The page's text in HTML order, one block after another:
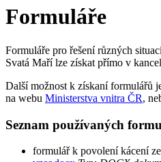
Formuláře
Formuláře pro řešení různých
Svatá Maří lze získat přímo v
Další možnost k získaní formulářů
na webu Ministerstva vnitra ČR,
Seznam používaných
formulář k povolení kácení